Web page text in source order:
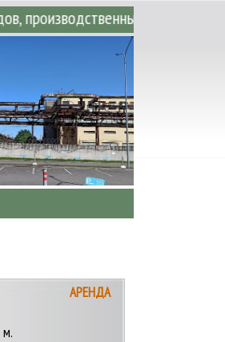
Аренда офисных,
АРЕНДА
м.